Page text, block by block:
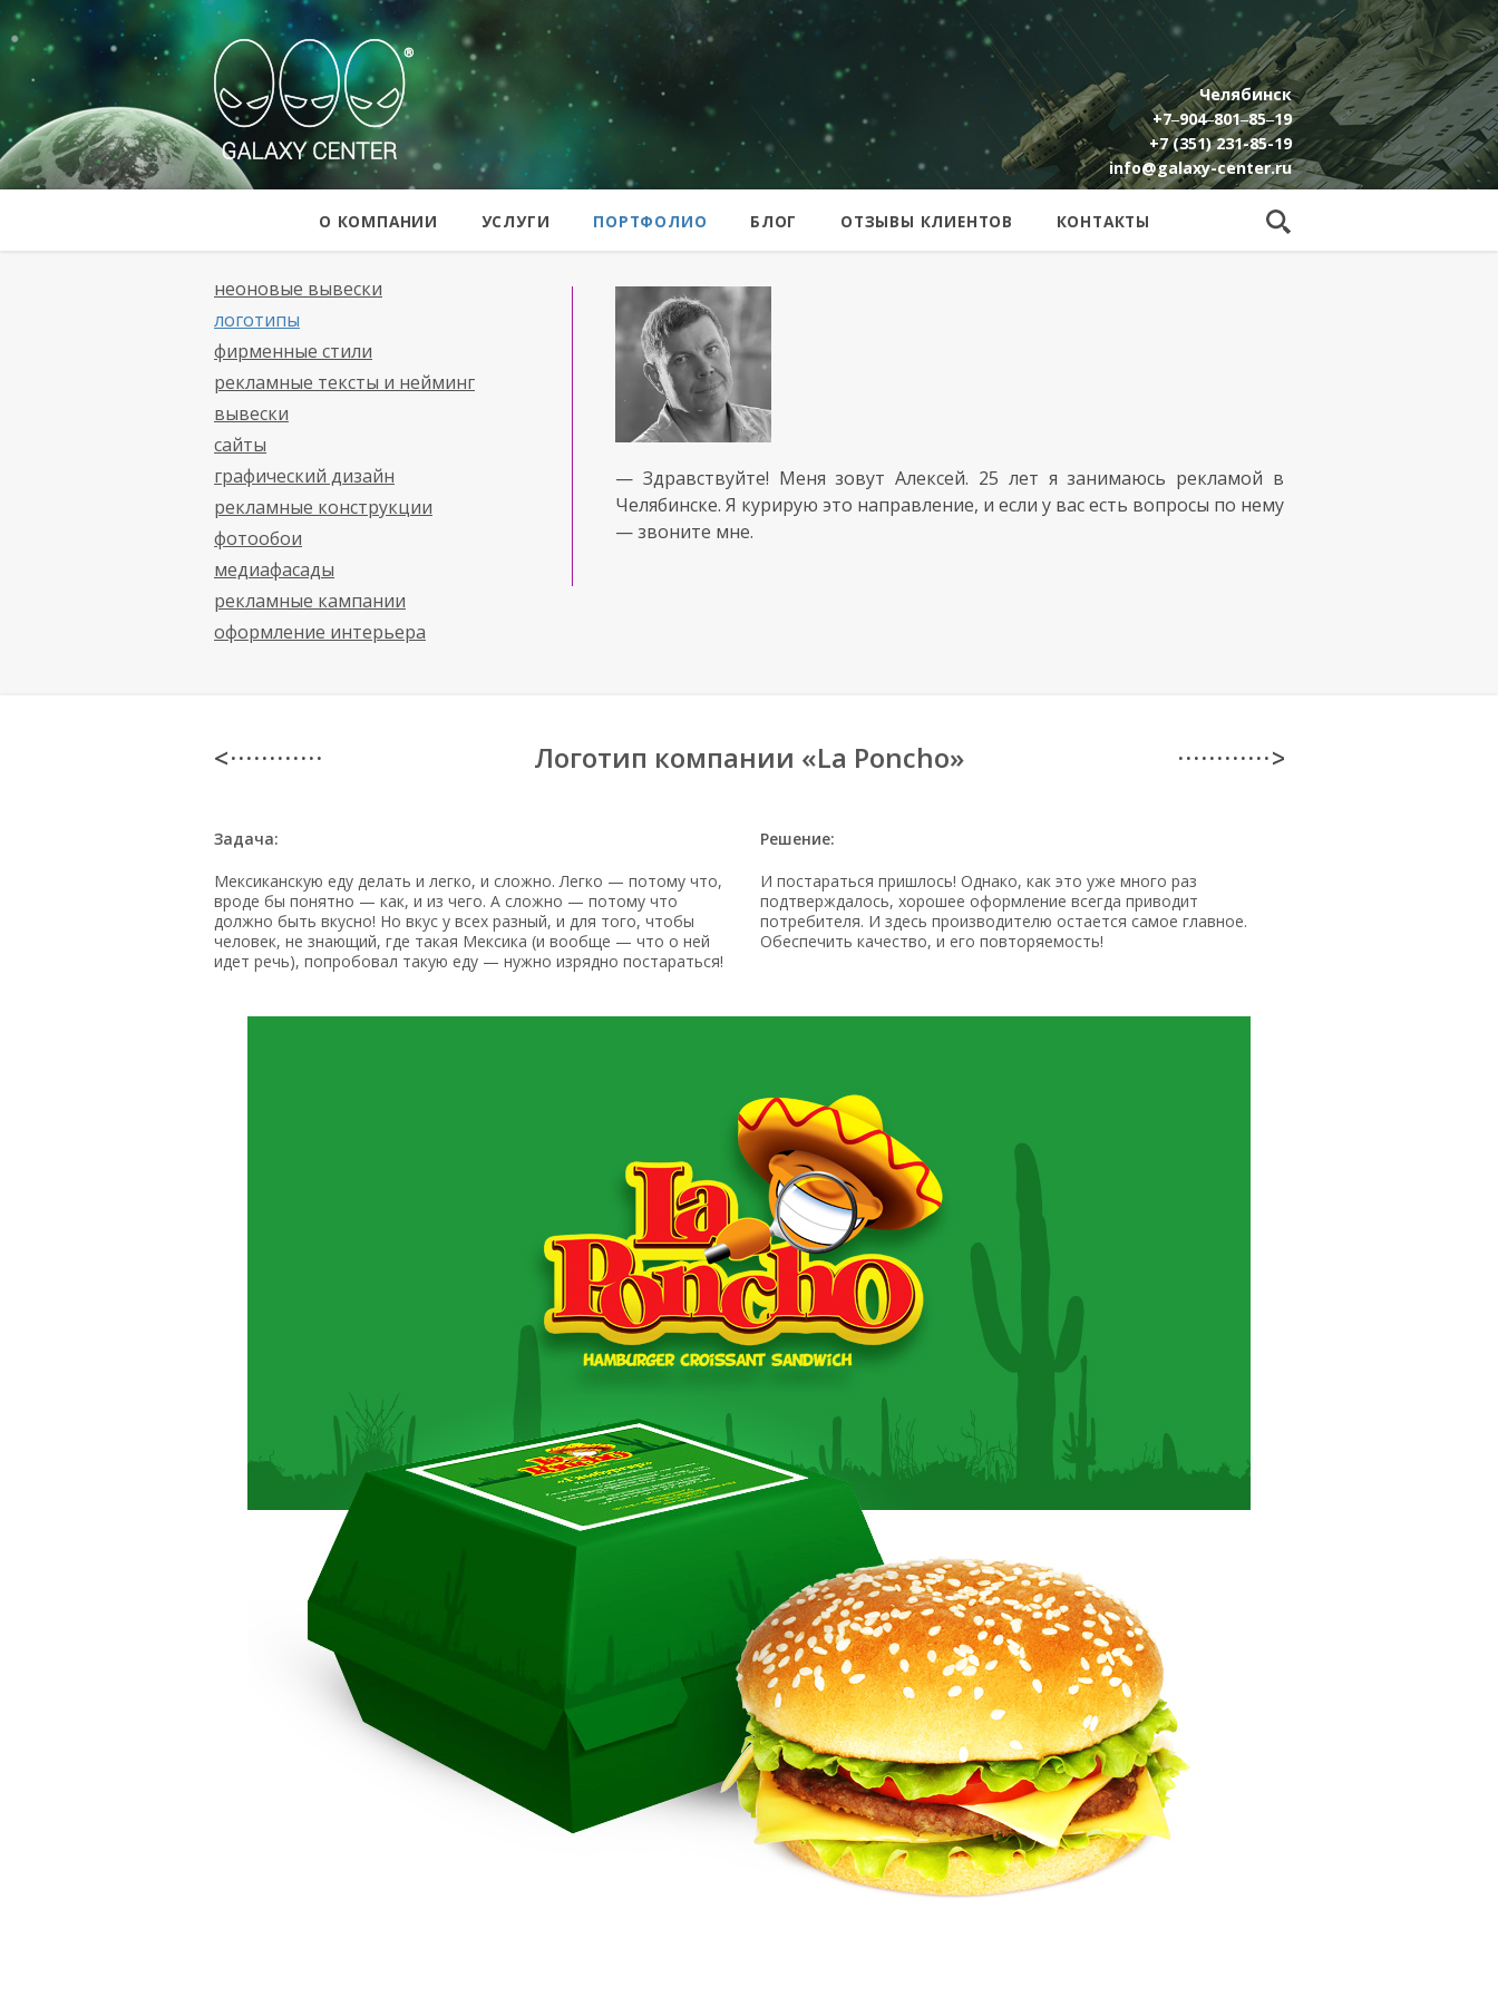
Galaxy Center
Челябинск
+7‒904‒801‒85‒19
+7 (351) 231-85-19
info@galaxy-center.ru
О КОМПАНИИ УСЛУГИ ПОРТФОЛИО БЛОГ ОТЗЫВЫ КЛИЕНТОВ КОНТАКТЫ
неоновые вывески
логотипы
фирменные стили
рекламные тексты и нейминг
вывески
сайты
графический дизайн
рекламные конструкции
фотообои
медиафасады
рекламные кампании
оформление интерьера
— Здравствуйте! Меня зовут Алексей. 25 лет я занимаюсь рекламой в
Челябинске. Я курирую это направление, и если у вас есть вопросы по нему
— звоните мне.
< · · · · · · · · · · · · · · · · · · · · · · · · >
Логотип компании «La Poncho»
Задача:
Мексиканскую еду делать и легко, и сложно. Легко — потому что,
вроде бы понятно — как, и из чего. А сложно — потому что
должно быть вкусно! Но вкус у всех разный, и для того, чтобы
человек, не знающий, где такая Мексика (и вообще — что о ней
идет речь), попробовал такую еду — нужно изрядно постараться!
Решение:
И постараться пришлось! Однако, как это уже много раз
подтверждалось, хорошее оформление всегда приводит
потребителя. И здесь производителю остается самое главное.
Обеспечить качество, и его повторяемость!